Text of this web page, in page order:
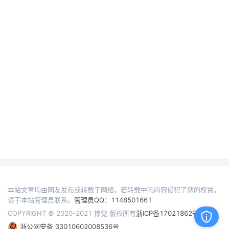
本站文章均由网友发布或转载于网络，若转载中的内容侵犯了您的权益，
请于本站管理员联系。 管理员QQ：1148501661
COPYRIGHT © 2020-2021 惊觉 版权所有浙ICP备17021862号
浙公网安备 33010602008536号